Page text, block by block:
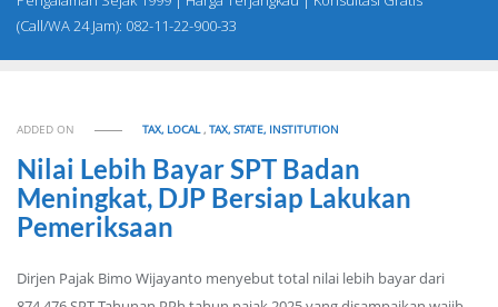
(Call/WA 24 Jam): 082-11-22-900-33
ADDED ON TAX, LOCAL,TAX, STATE, INSTITUTION
Nilai Lebih Bayar SPT Badan
Meningkat, DJP Bersiap Lakukan
Pemeriksaan
Dirjen Pajak Bimo Wijayanto menyebut total nilai lebih bayar dari